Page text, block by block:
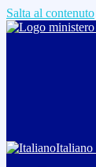
Salta al contenuto
Italiano